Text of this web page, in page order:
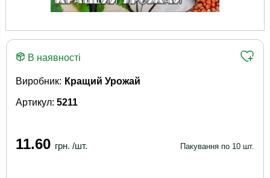
В наявності
Артикул: 5211
Виробник: Кращий Урожай
11.60 грн. /шт. Пакування по 10 шт.